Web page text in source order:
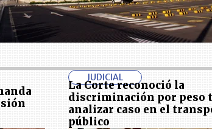
JUDICIAL
La Corte reconoció la
discriminación por peso
analizar caso en el
público